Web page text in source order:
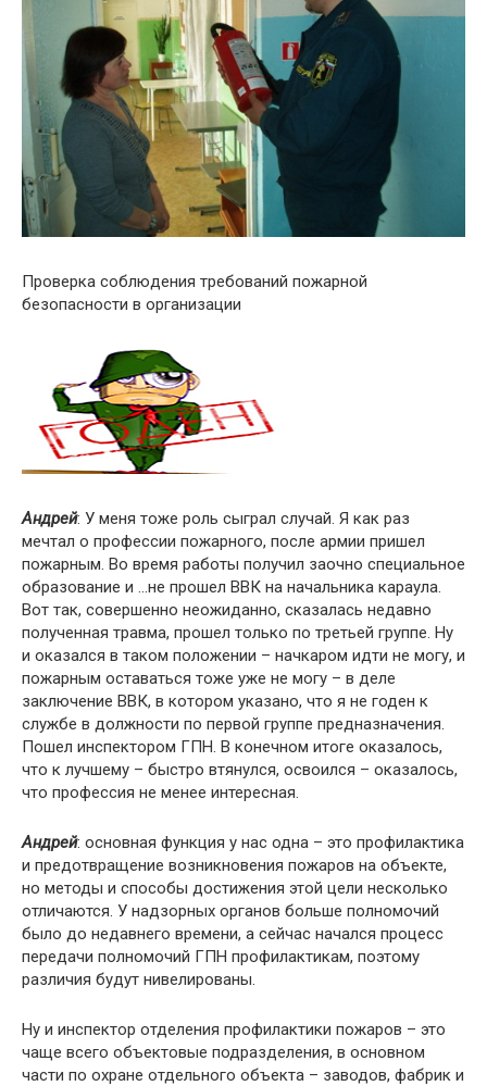
Проверка соблюдения требований пожарной
безопасности в организации
Андрей: У меня тоже роль сыграл случай. Я как раз
мечтал о профессии пожарного, после армии пришел
пожарным. Во время работы получил заочно специальное
образование и …не прошел ВВК на начальника караула.
Вот так, совершенно неожиданно, сказалась недавно
полученная травма, прошел только по третьей группе. Ну
и оказался в таком положении – начкаром идти не могу, и
пожарным оставаться тоже уже не могу – в деле
заключение ВВК, в котором указано, что я не годен к
службе в должности по первой группе предназначения.
Пошел инспектором ГПН. В конечном итоге оказалось,
что к лучшему – быстро втянулся, освоился – оказалось,
что профессия не менее интересная.
Андрей: основная функция у нас одна – это профилактика
и предотвращение возникновения пожаров на объекте,
но методы и способы достижения этой цели несколько
отличаются. У надзорных органов больше полномочий
было до недавнего времени, а сейчас начался процесс
передачи полномочий ГПН профилактикам, поэтому
различия будут нивелированы.
Ну и инспектор отделения профилактики пожаров – это
чаще всего объектовые подразделения, в основном
части по охране отдельного объекта – заводов, фабрик и